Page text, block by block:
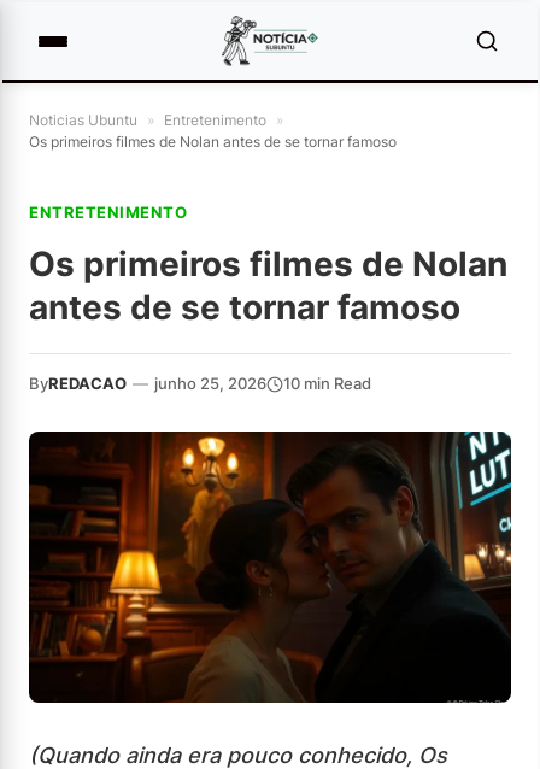
Noticias Ubuntu » Entretenimento »
Os primeiros filmes de Nolan antes de se tornar famoso
ENTRETENIMENTO
Os primeiros filmes de Nolan
antes de se tornar famoso
ByREDACAO — junho 25, 2026 10 min Read
(Quando ainda era pouco conhecido, Os